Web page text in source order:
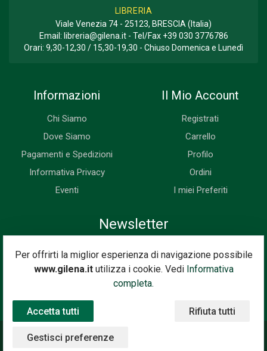
Per offrirti la miglior esperienza di navigazione possibile
www.gilena.itutilizza i cookie. Vedi Informativa
completa.
Accetta tutti Rifiuta tutti
Gestisci preferenze
LIBRERIA
Viale Venezia 74 - 25123, BRESCIA (Italia)
Email: libreria@gilena.it- Tel/Fax +39 030 3776786
Orari: 9,30-12,30 / 15,30-19,30 - Chiuso Domenica e Lunedì
Informazioni
Chi Siamo
Dove Siamo
Pagamenti e Spedizioni
Informativa Privacy
Eventi
Il Mio Account
Registrati
Carrello
Profilo
Ordini
I miei Preferiti
Newsletter
Iscriviti subito alla nostra newsletter. Riceverai prima di tutti le
novità, le offerte, i prossimi eventi...
©2020 Gilena International Motor Books — Powered by